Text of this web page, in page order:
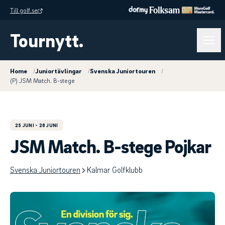
Till golf.se
Tournytt.
Home /Juniortävlingar /Svenska Juniortouren
/
(P) JSM Match. B-stege
25 JUNI - 26 JUNI
JSM Match. B-stege Pojkar
Svenska Juniortouren Kalmar Golfklubb